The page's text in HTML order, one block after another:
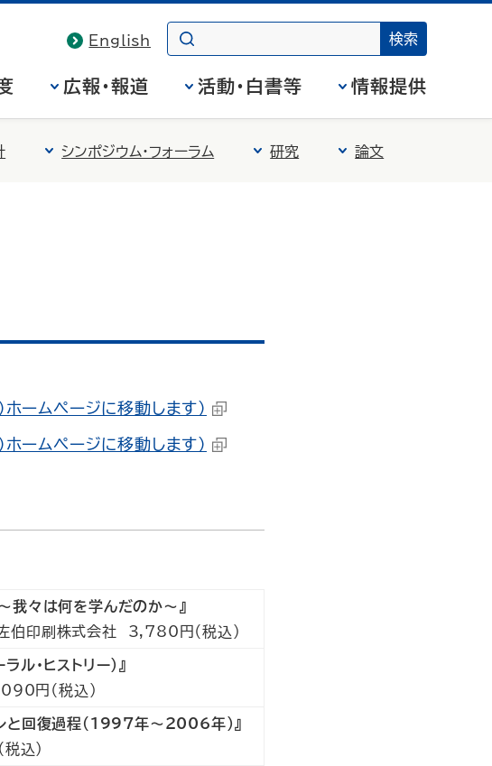
English
広報・報道 活動・白書等 情報提供
シンポジウム・フォーラム 研究 論文
ームページに移動します）
ームページに移動します）
我々は何を学んだのか～』
伯印刷株式会社 3,780円（税込）
・ヒストリー）』
円（税込）
と回復過程（1997年～2006年）』
込）